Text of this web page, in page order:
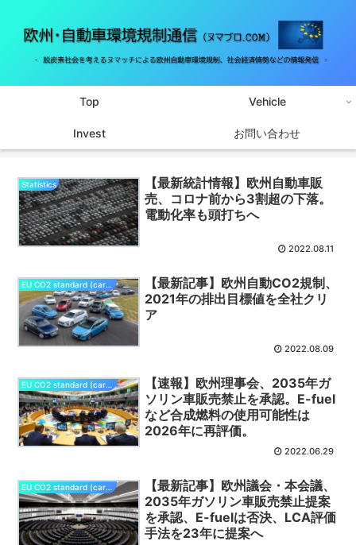
Top Vehicle
Invest お問い合わせ
Statistics
【最新統計情報】欧州自動車販
売、コロナ前から3割超の下落。
電動化率も頭打ちへ
2022.08.11
EU CO2 standard (cars/vans)
【最新記事】欧州自動CO2規制、
2021年の排出目標値を全社クリ
ア
2022.08.09
EU CO2 standard (cars/vans)
【速報】欧州理事会、2035年ガ
ソリン車販売禁止を承認。E-fuel
など合成燃料の使用可能性は
2026年に再評価。
2022.06.29
EU CO2 standard (cars/vans)
【最新記事】欧州議会・本会議、
2035年ガソリン車販売禁止提案
を承認、E-fuelは否決、LCA評価
手法を23年に提案へ